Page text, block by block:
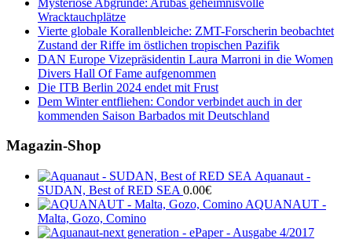
Wracktauchplätze
Vierte globale Korallenbleiche: ZMT-Forscherin beobachtet
Zustand der Riffe im östlichen tropischen Pazifik
DAN Europe Vizepräsidentin Laura Marroni in die Women
Divers Hall Of Fame aufgenommen
Die ITB Berlin 2024 endet mit Frust
Dem Winter entfliehen: Condor verbindet auch in der
kommenden Saison Barbados mit Deutschland
Magazin-Shop
Aquanaut -
SUDAN, Best of RED SEA 0.00€
AQUANAUT -
Malta, Gozo, Comino